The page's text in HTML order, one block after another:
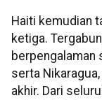
Haiti kemudian
ketiga.
berpengalaman
serta
akhir. Dari